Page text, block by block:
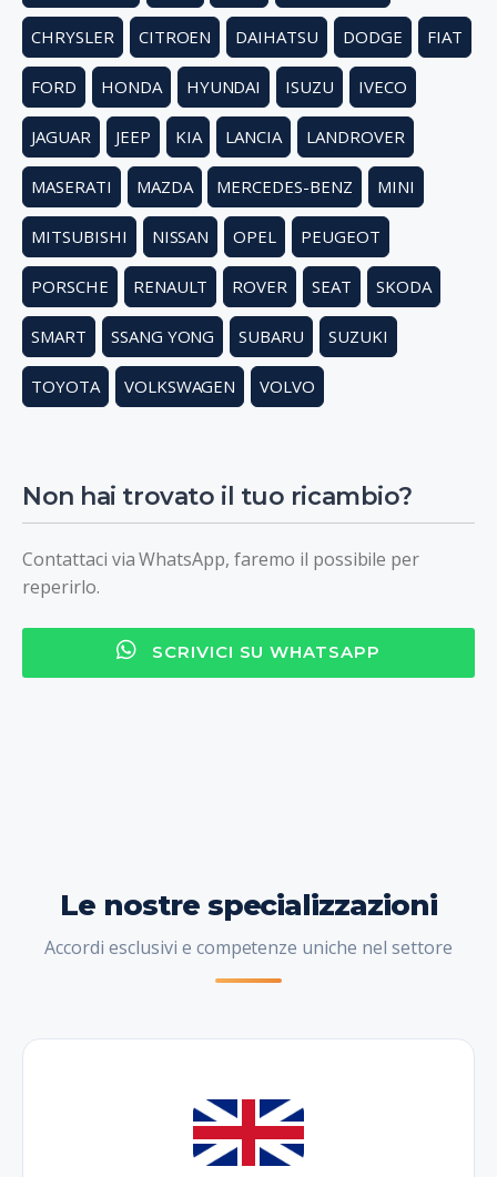
CHRYSLER CITROEN DAIHATSU DODGE FIAT
FORD HONDA HYUNDAI ISUZU IVECO
JAGUAR JEEP KIA LANCIA LANDROVER
MASERATI MAZDA MERCEDES-BENZ MINI
MITSUBISHI NISSAN OPEL PEUGEOT
PORSCHE RENAULT ROVER SEAT SKODA
SMART SSANG YONG SUBARU SUZUKI
TOYOTA VOLKSWAGEN VOLVO
Non hai trovato il tuo ricambio?
Contattaci via WhatsApp, faremo il possibile per
reperirlo.
SCRIVICI SU WHATSAPP
Le nostre specializzazioni
Accordi esclusivi e competenze uniche nel settore